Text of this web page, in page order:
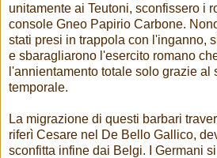
unitamente ai Teutoni, sconfissero i
console Gneo Papirio Carbone.
stati presi in trappola con l'inganno,
e sbaragliarono l'esercito romano
l'annientamento totale solo grazie al
temporale.
La migrazione di questi barbari
riferì Cesare nel De Bello Gallico,
sconfitta infine dai Belgi. I Germani